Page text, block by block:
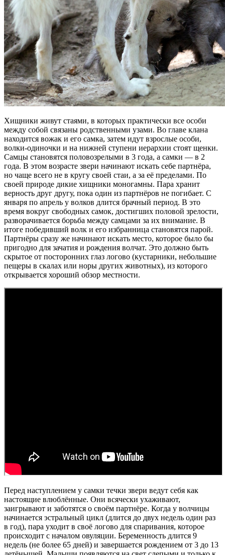
Хищники живут стаями, в которых практически все особи
между собой связаны родственными узами. Во главе клана
находится вожак и его самка, затем идут взрослые особи,
волки-одиночки и на нижней ступени иерархии стоят щенки.
Самцы становятся половозрелыми в 3 года, а самки — в 2
года. В этом возрасте звери начинают искать себе партнёра,
но чаще всего не в кругу своей стаи, а за её пределами. По
своей природе дикие хищники моногамны. Пара хранит
верность друг другу, пока один из партнёров не погибает. С
января по апрель у волков длится брачный период. В это
время вокруг свободных самок, достигших половой зрелости,
разворачивается борьба между самцами за их внимание. В
итоге победивший волк и его избранница становятся парой.
Партнёры сразу же начинают искать место, которое было бы
пригодно для зачатия и рождения волчат. Это должно быть
скрытое от посторонних глаз логово (кустарники, небольшие
пещеры в скалах или норы других животных), из которого
открывается хороший обзор местности.
Перед наступлением у самки течки звери ведут себя как
настоящие влюблённые. Они всячески ухаживают,
заигрывают и заботятся о своём партнёре. Когда у волчицы
начинается эстральный цикл (длится до двух недель один раз
в год), пара уходит в своё логово для спаривания, которое
происходит с началом овуляции. Беременность длится 9
недель (не более 65 дней) и завершается рождением от 3 до 13